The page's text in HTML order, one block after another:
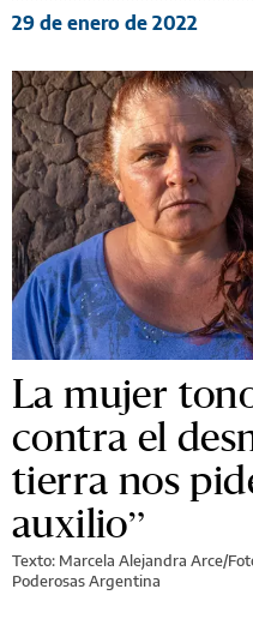
29 de enero de 2022
La mujer
contra el
tierra nos
auxilio”
Texto: Marcela Alejandra Arce/
Poderosas Argentina